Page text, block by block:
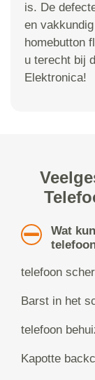
is. De
en
homebutton
u terecht bij
Elektronica!
Wat
telefoon
Barst in het
telefoon
Kapotte